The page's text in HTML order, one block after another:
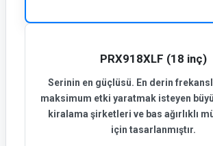
PRX918XLF (18 inç)
Serinin en güçlüsü. En derin
maksimum etki yaratmak isteyen
kiralama şirketleri ve bas ağırlıklı
için tasarlanmıştır.